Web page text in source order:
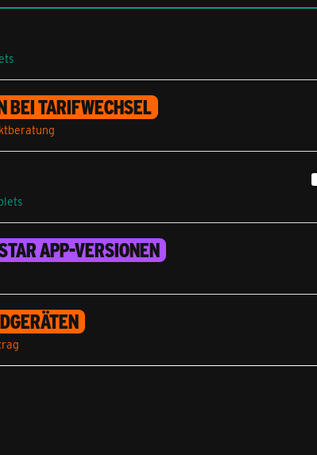
BEI TARIFWECHSEL
APP-VERSIONEN